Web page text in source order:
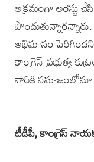
అక్రమంగా అరెస్టు
అభిమానం పెరిగిందని
కాంగ్రెస్ ప్రభుత్వ
వారికి సమాజంలోనూ
టీడీపీ, కాంగ్రెస్